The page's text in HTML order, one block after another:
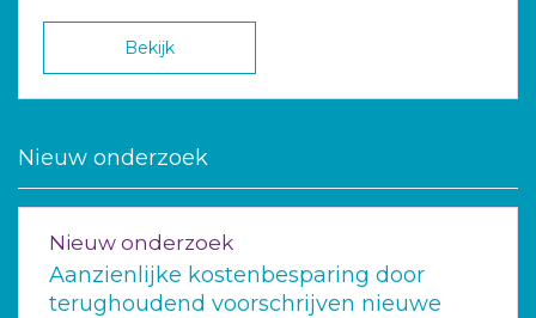
Bekijk
Nieuw onderzoek
Nieuw onderzoek
Aanzienlijke kostenbesparing door
terughoudend voorschrijven nieuwe